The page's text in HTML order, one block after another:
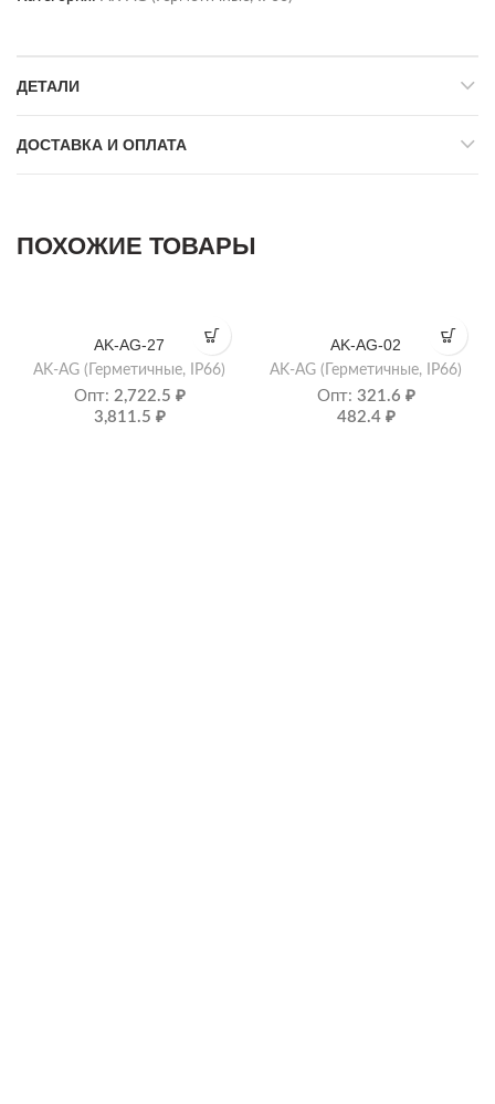
ДЕТАЛИ
ДОСТАВКА И ОПЛАТА
ПОХОЖИЕ ТОВАРЫ
AK-AG-27
AK-AG (Герметичные, IP66)
3,811.5 ₽
Опт: 2,722.5 ₽
AK-AG-02
AK-AG (Герметичные, IP66)
482.4 ₽
Опт: 321.6 ₽